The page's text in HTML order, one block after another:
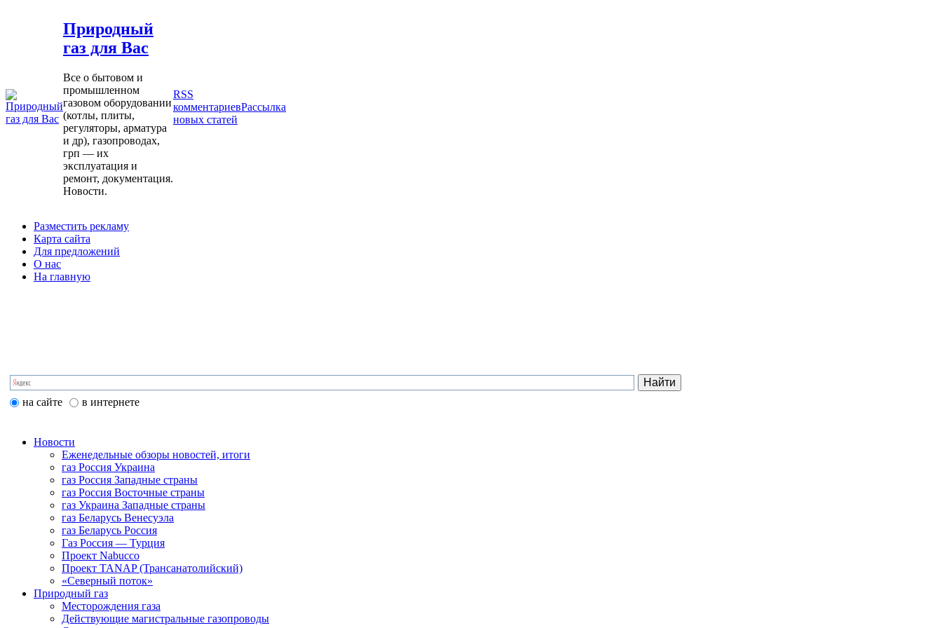
Природный
газ для Вас
Все о бытовом и
промышленном
газовом оборудовании
(котлы, плиты,
регуляторы, арматура
и др), газопроводах,
грп — их
эксплуатация и
ремонт, документация.
Новости.
RSS
комментариевРассылка
новых статей
Разместить рекламу
Карта сайта
Для предложений
О нас
На главную
на сайте в интернете
Новости
Еженедельные обзоры новостей, итоги
газ Россия Украина
газ Россия Западные страны
газ Россия Восточные страны
газ Украина Западные страны
газ Беларусь Венесуэла
газ Беларусь Россия
Газ Россия — Турция
Проект Nabucco
Проект TANAP (Трансанатолийский)
«Северный поток»
Природный газ
Месторождения газа
Действующие магистральные газопроводы